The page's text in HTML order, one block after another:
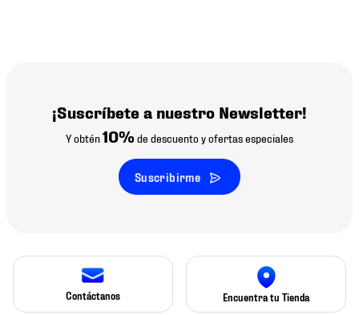
¡Suscríbete a nuestro Newsletter!
Y obtén10% de descuento y ofertas especiales
Suscribirme
Contáctanos Encuentra tu Tienda